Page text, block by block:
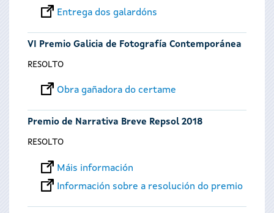
Entrega dos galardóns
VI Premio Galicia de Fotografía Contemporánea
RESOLTO
Obra gañadora do certame
Premio de Narrativa Breve Repsol 2018
RESOLTO
Máis información
Información sobre a resolución do premio